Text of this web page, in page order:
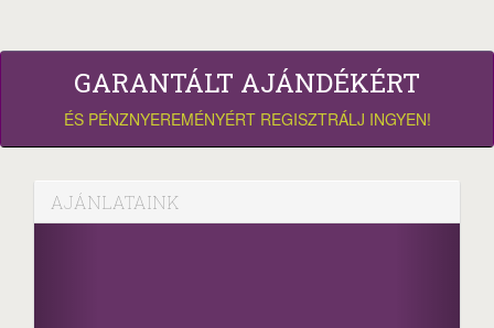
GARANTÁLT AJÁNDÉKÉRT
ÉS PÉNZNYEREMÉNYÉRT REGISZTRÁLJ INGYEN!
AJÁNLATAINK